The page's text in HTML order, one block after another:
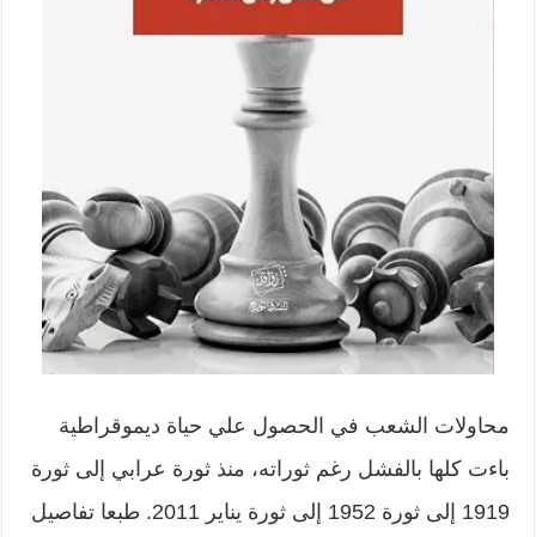
محاولات الشعب في الحصول علي حياة ديموقراطية
باءت كلها بالفشل رغم ثوراته، منذ ثورة عرابي إلى ثورة
1919 إلى ثورة 1952 إلى ثورة يناير 2011. طبعا تفاصيل